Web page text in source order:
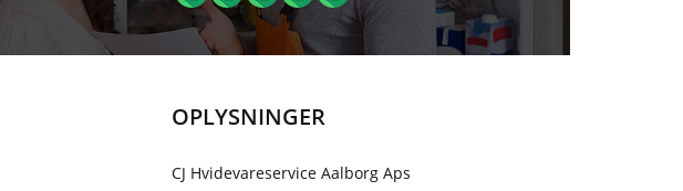
OPLYSNINGER
CJ Hvidevareservice Aalborg Aps